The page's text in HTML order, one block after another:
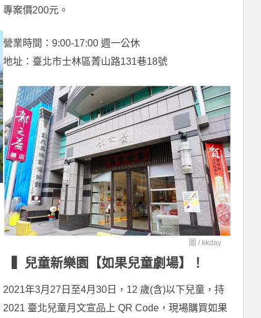
專案價200元。
營業時間：9:00-17:00 週一公休
地址：臺北市士林區菁山路131巷18號
圖 / kkday
▍兒童新樂園【如果兒童劇場】！
2021年3月27日至4月30日，12 歲(含)以下兒童，持
2021 臺北兒童月文宣品上 QR Code，現場購買如果